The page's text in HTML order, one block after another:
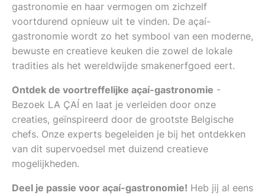
gastronomie en haar vermogen om zichzelf
voortdurend opnieuw uit te vinden. De açaí-
gastronomie wordt zo het symbool van een moderne,
bewuste en creatieve keuken die zowel de lokale
tradities als het wereldwijde smakenerfgoed eert.
Ontdek de voortreffelijke açaí-gastronomie -
Bezoek LA ÇAÍ en laat je verleiden door onze
creaties, geïnspireerd door de grootste Belgische
chefs. Onze experts begeleiden je bij het ontdekken
van dit supervoedsel met duizend creatieve
mogelijkheden.
Deel je passie voor açaí-gastronomie! Heb jij al eens